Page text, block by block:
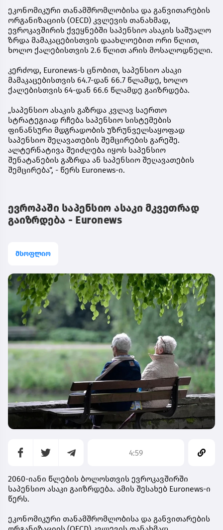
ეკონომიკური თანამშრომლობისა და განვითარების
ორგანიზაციის (OECD) კვლევის თანახმად,
ევროკავშირის ქვეყნებში საპენსიო ასაკის საშუალო
ზრდა მამაკაცებისთვის დაახლოებით ორი წლით,
ხოლო ქალებისთვის 2.6 წლით არის მოსალოდნელი.
კერძოდ, Euronews-ს ცნობით, საპენსიო ასაკი
მამაკაცებისთვის 64.7-დან 66.7 წლამდე, ხოლო
ქალებისთვის 64-დან 66.6 წლამდე გაიზრდება.
„საპენსიო ასაკის გაზრდა კვლავ საერთო
სტრატეგიად რჩება საპენსიო სისტემების
ფინანსური მდგრადობის უზრუნველსაყოფად
საპენსიო შეღავათების შემცირების გარეშე.
ალტერნატივა შეიძლება იყოს საპენსიო
შენატანების გაზრდა ან საპენსიო შეღავათების
შემცირება“, - წერს Euronews-ი.
ევროპაში საპენსიო ასაკი მკვეთრად
გაიზრდება - Euronews
მსოფლიო
4:59
2060-იანი წლების ბოლოსთვის ევროკავშირში
საპენსიო ასაკი გაიზრდება. ამის შესახებ Euronews-ი
წერს.
ეკონომიკური თანამშრომლობისა და განვითარების